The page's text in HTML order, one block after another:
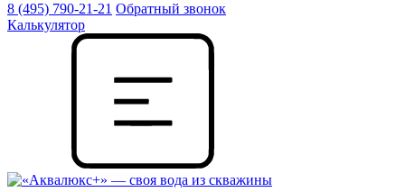
8 (495) 790-21-21 Обратный звонок
Калькулятор